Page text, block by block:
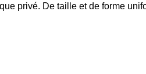
privé. De taille et de forme